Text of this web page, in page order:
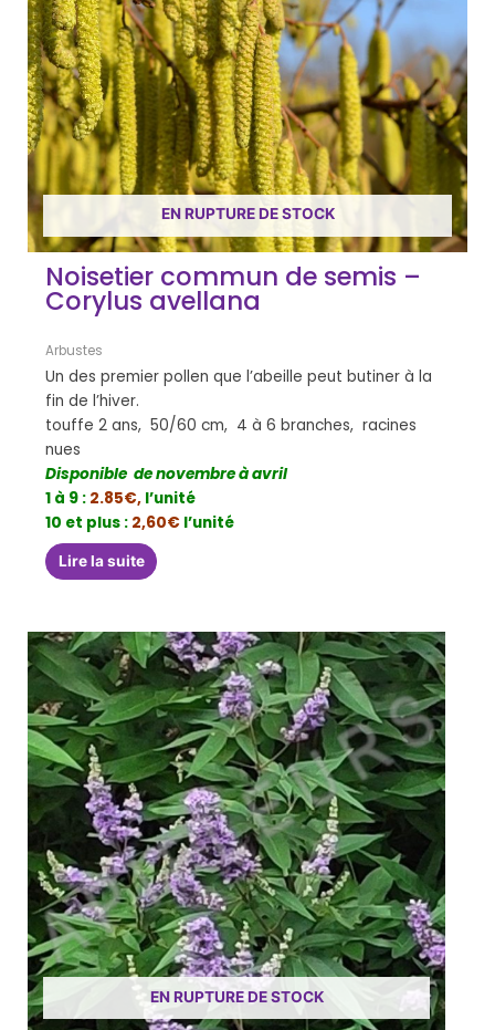
EN RUPTURE DE STOCK
Noisetier commun de semis –
Corylus avellana
Arbustes
Un des premier pollen que l’abeille peut butiner à la
fin de l’hiver.
touffe 2 ans, 50/60 cm, 4 à 6 branches, racines
nues
Disponible de novembre à avril
1 à 9 : 2.85€, l’unité
10 et plus : 2,60€ l’unité
Lire la suite
EN RUPTURE DE STOCK